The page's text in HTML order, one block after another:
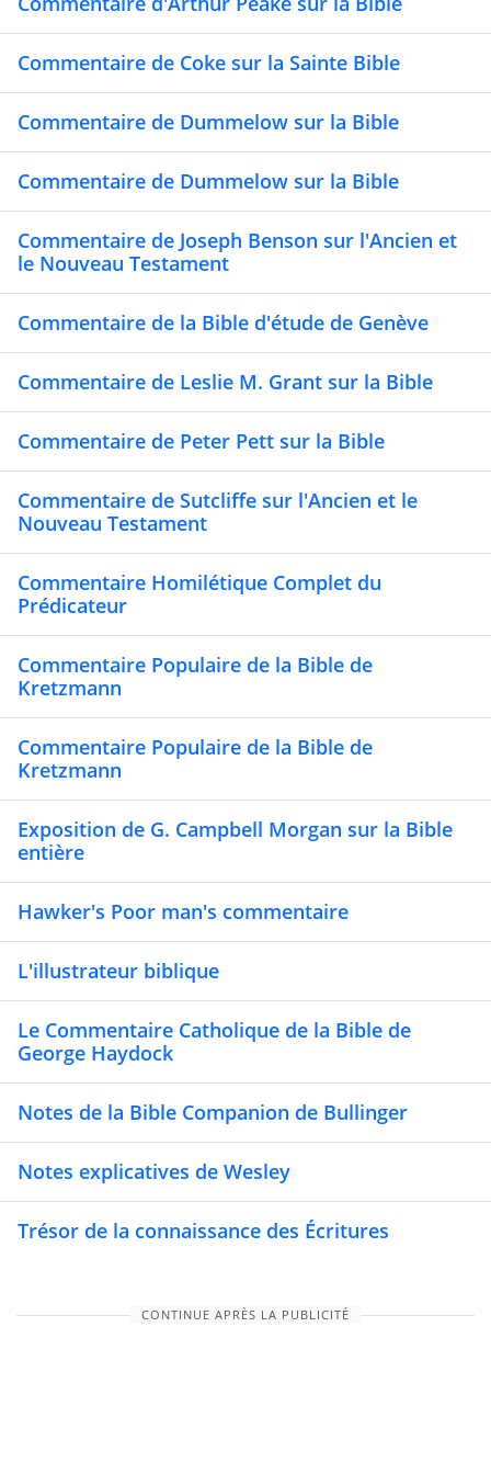
Commentaire de Coke sur la Sainte Bible
Commentaire de Dummelow sur la Bible
Commentaire de Dummelow sur la Bible
Commentaire de Joseph Benson sur l'Ancien et
le Nouveau Testament
Commentaire de la Bible d'étude de Genève
Commentaire de Leslie M. Grant sur la Bible
Commentaire de Peter Pett sur la Bible
Commentaire de Sutcliffe sur l'Ancien et le
Nouveau Testament
Commentaire Homilétique Complet du
Prédicateur
Commentaire Populaire de la Bible de
Kretzmann
Commentaire Populaire de la Bible de
Kretzmann
Exposition de G. Campbell Morgan sur la Bible
entière
Hawker's Poor man's commentaire
L'illustrateur biblique
Le Commentaire Catholique de la Bible de
George Haydock
Notes de la Bible Companion de Bullinger
Notes explicatives de Wesley
Trésor de la connaissance des Écritures
CONTINUE APRÈS LA PUBLICITÉ